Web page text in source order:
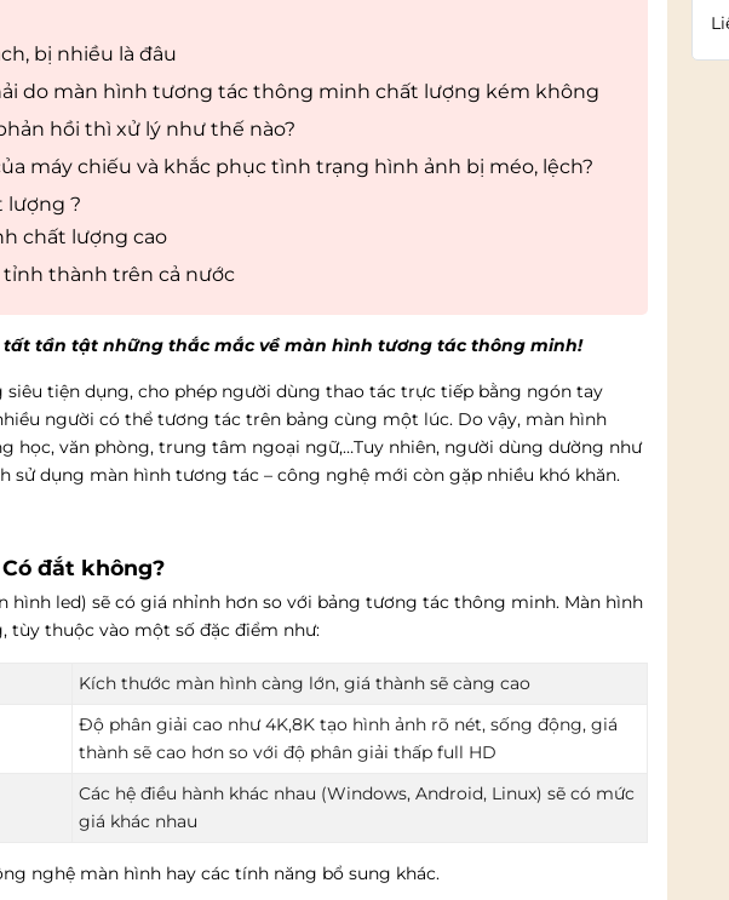
bị nhiều là đâu
do màn hình tương tác thông minh chất lượng kém không
hồi thì xử lý như thế nào?
máy chiếu và khắc phục tình trạng hình ảnh bị méo, lệch?
lượng ?
chất lượng cao
thành trên cả nước
tần tật những thắc mắc về màn hình tương tác thông minh!
siêu tiện dụng, cho phép người dùng thao tác trực tiếp bằng ngón tay
người có thể tương tác trên bảng cùng một lúc. Do vậy, màn hình
học, văn phòng, trung tâm ngoại ngữ,…Tuy nhiên, người dùng dường như
dụng màn hình tương tác – công nghệ mới còn gặp nhiều khó khăn.
đắt không?
hình led) sẽ có giá nhỉnh hơn so với bảng tương tác thông minh. Màn hình
tùy thuộc vào một số đặc điểm như:
Kích thước màn hình càng lớn, giá thành sẽ càng cao
Độ phân giải cao như 4K,8K tạo hình ảnh rõ nét, sống động, giá
thành sẽ cao hơn so với độ phân giải thấp full HD
Các hệ điều hành khác nhau (Windows, Android, Linux) sẽ có mức
giá khác nhau
nghệ màn hình hay các tính năng bổ sung khác.